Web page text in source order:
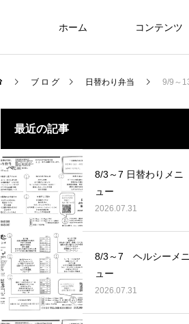
ホーム コンテンツ
Thoughts on
food
5月5日に家賀で藍の定植に 行って
NEW
8/3～7 ヘルシーメニュー
2026.07.31
ブ ロ グ 日替わり弁当 9/9～
最近の記事
8/3～7 日替わりメニ
ュー
2026.07.31
8/3～7 ヘルシーメニ
ュー
2026.07.31